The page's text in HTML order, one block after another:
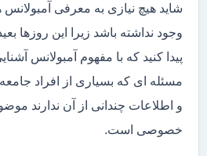
شاید هیچ نیازی به معرفی
وجود نداشته باشد زیرا این روزها
پیدا کنید که با مفهوم آمبولانس
مسئله ای که بسیاری از افراد
و اطلاعات چندانی از آن ندارند
خصوصی است.